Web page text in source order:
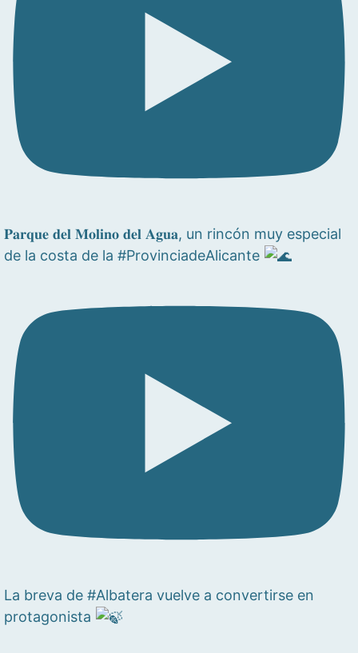
𝐏𝐚𝐫𝐪𝐮𝐞 𝐝𝐞𝐥 𝐌𝐨𝐥𝐢𝐧𝐨 𝐝𝐞𝐥 𝐀𝐠𝐮𝐚, un rincón muy especial
de la costa de la #ProvinciadeAlicante
La breva de #Albatera vuelve a convertirse en
protagonista